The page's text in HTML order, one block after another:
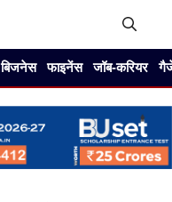
बिजनेस फाइनेंस जॉब-करियर